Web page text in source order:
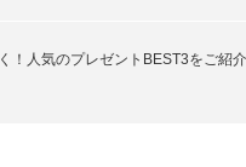
！人気のプレゼントBEST3をご紹